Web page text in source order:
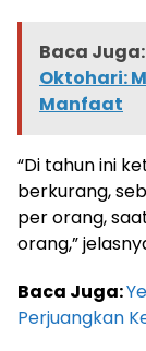
Baca Juga:
Oktohari:
Manfaat
“Di tahun ini
berkurang,
per orang,
orang,”
Baca Juga:
Perjuangkan